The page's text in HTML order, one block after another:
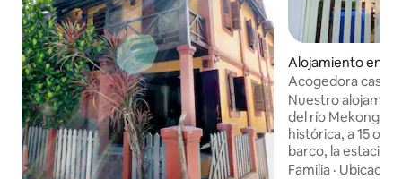
Alojamiento en
ng
Acogedora casa
de la ciudad
Nuestro
del río Mekong,
histórica, a 15 o
barco, la estación
aeropuerto.
Familia · Ubicación